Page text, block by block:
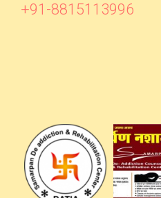
+91-8815113996